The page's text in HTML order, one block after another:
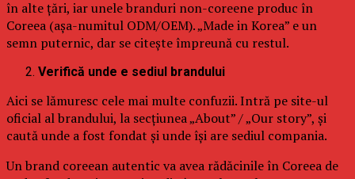
în alte țări, iar unele branduri non-coreene produc în
Coreea (așa-numitul ODM/OEM). „Made in Korea” e un
semn puternic, dar se citește împreună cu restul.
Verifică unde e sediul brandului
Aici se lămuresc cele mai multe confuzii. Intră pe site-ul
oficial al brandului, la secțiunea „About” / „Our story”, și
caută unde a fost fondat și unde își are sediul compania.
Un brand coreean autentic va avea rădăcinile în Coreea de